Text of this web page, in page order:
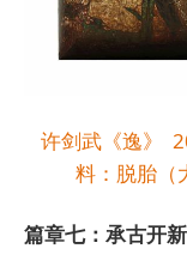
许剑武《逸》
料：脱胎（
篇章七：承古开